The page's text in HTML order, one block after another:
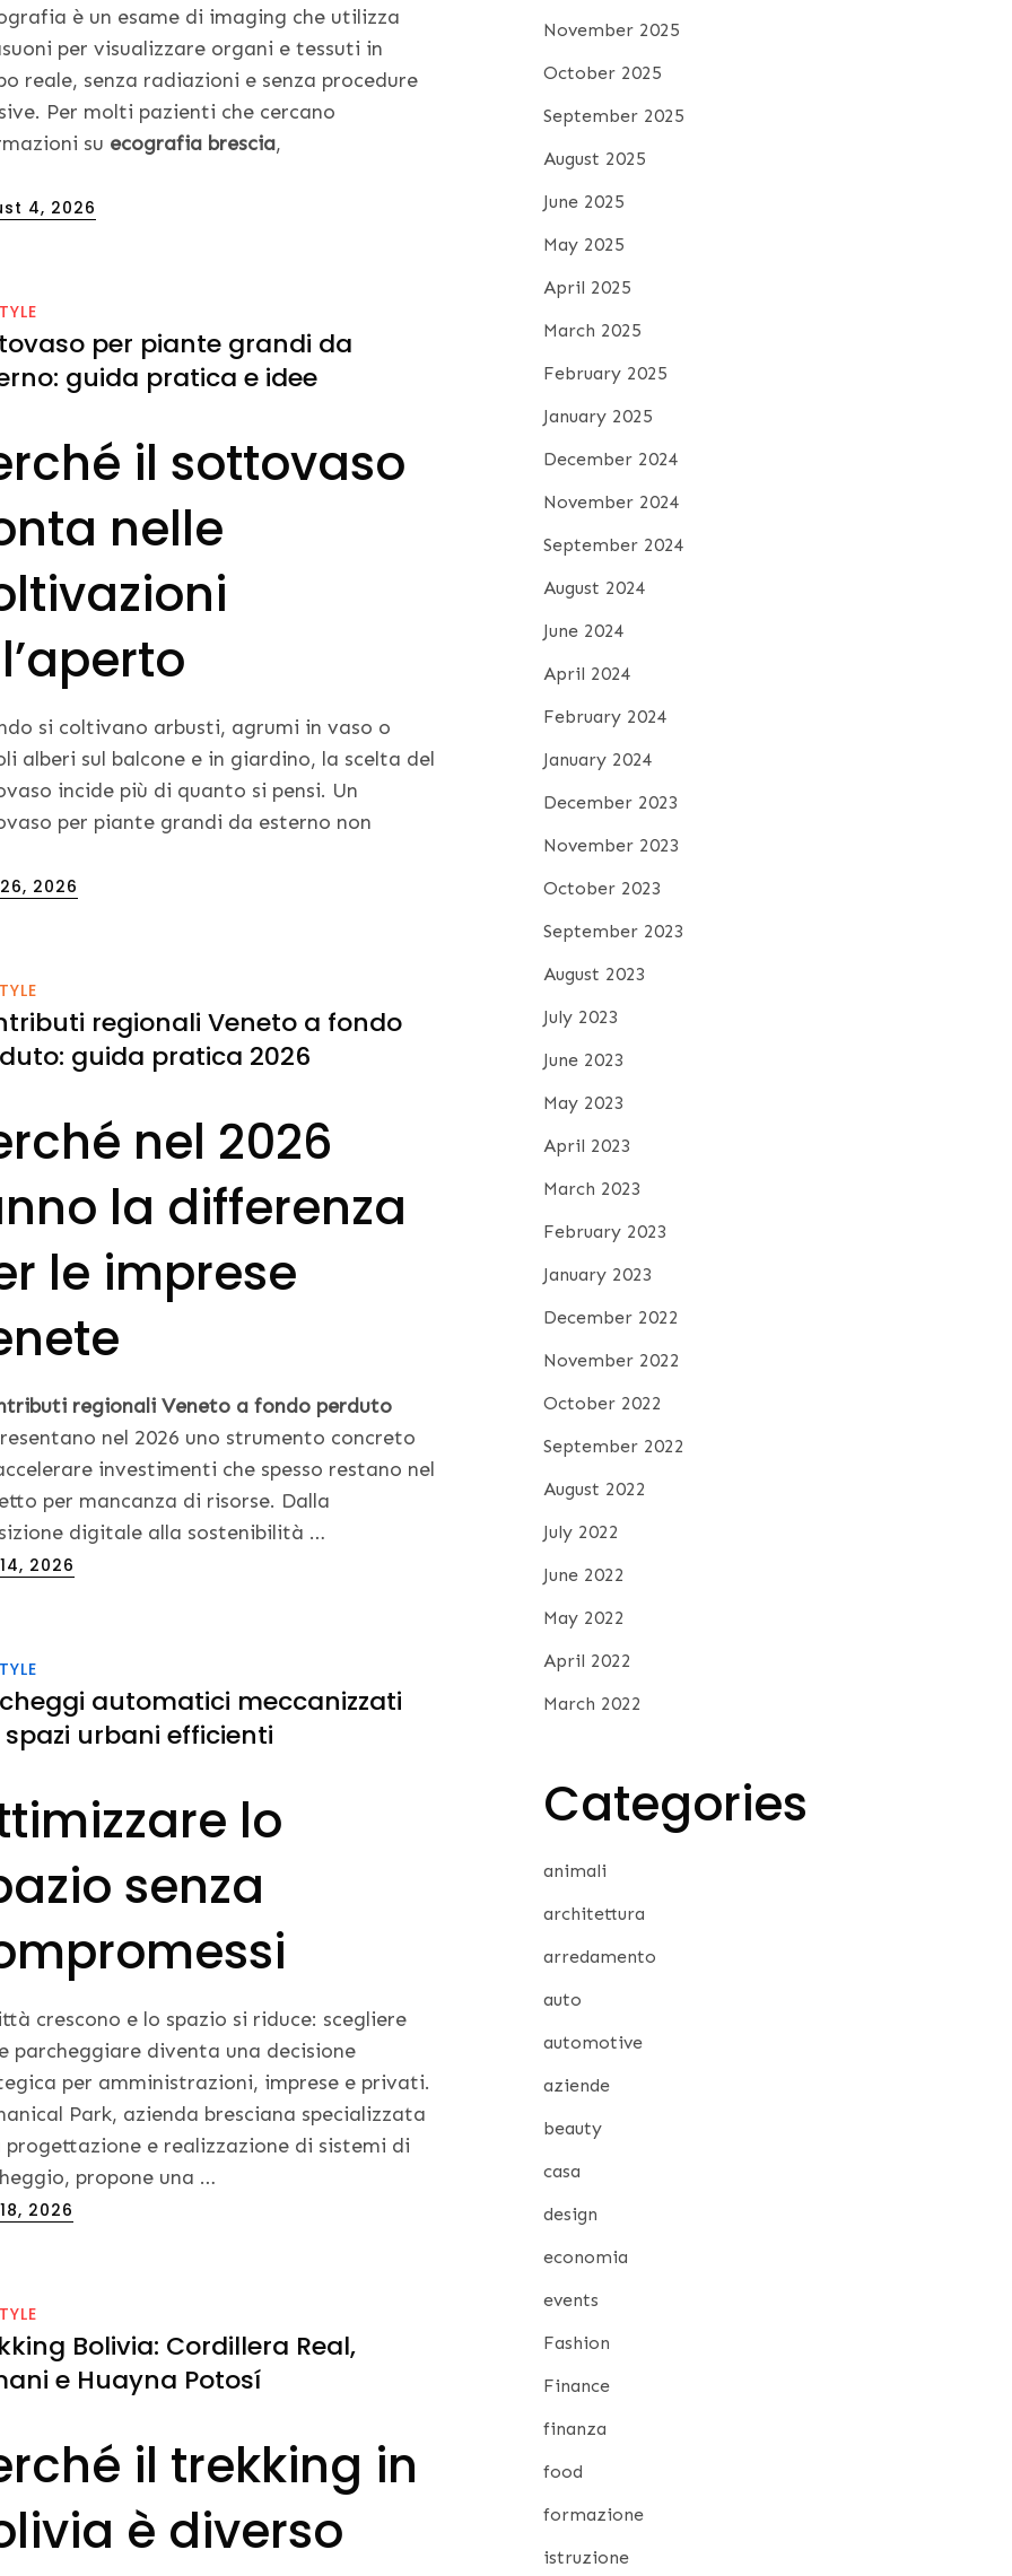
è un esame di imaging che utilizza
per visualizzare organi e tessuti in
reale, senza radiazioni e senza procedure
Per molti pazienti che cercano
su ecografia brescia,
4, 2026
per piante grandi da
guida pratica e idee
il sottovaso
nelle
si coltivano arbusti, agrumi in vaso o
alberi sul balcone e in giardino, la scelta del
incide più di quanto si pensi. Un
per piante grandi da esterno non
2026
regionali Veneto a fondo
guida pratica 2026
nel 2026
la differenza
le imprese
regionali Veneto a fondo perduto
nel 2026 uno strumento concreto
investimenti che spesso restano nel
per mancanza di risorse. Dalla
digitale alla sostenibilità …
2026
automatici meccanizzati
spazi urbani efficienti
lo
senza
crescono e lo spazio si riduce: scegliere
parcheggiare diventa una decisione
per amministrazioni, imprese e privati.
Park, azienda bresciana specializzata
progettazione e realizzazione di sistemi di
propone una …
2026
Bolivia: Cordillera Real,
e Huayna Potosí
il trekking in
è diverso
November 2025
October 2025
September 2025
August 2025
June 2025
May 2025
April 2025
March 2025
February 2025
January 2025
December 2024
November 2024
September 2024
August 2024
June 2024
April 2024
February 2024
January 2024
December 2023
November 2023
October 2023
September 2023
August 2023
July 2023
June 2023
May 2023
April 2023
March 2023
February 2023
January 2023
December 2022
November 2022
October 2022
September 2022
August 2022
July 2022
June 2022
May 2022
April 2022
March 2022
Categories
animali
architettura
arredamento
auto
automotive
aziende
beauty
casa
design
economia
events
Fashion
Finance
finanza
food
formazione
istruzione